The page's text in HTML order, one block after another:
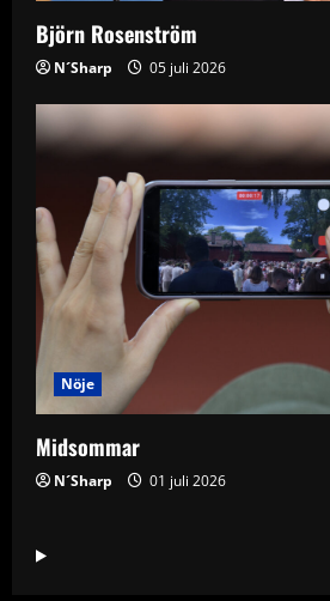
Björn Rosenström
N´Sharp 05 juli 2026
Nöje
Midsommar
N´Sharp 01 juli 2026